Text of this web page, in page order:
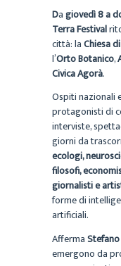
Dagiovedì 8 a
Terra Festival
città: laChiesa
l’Orto Botanico,
Civica Agorà.
Ospiti nazionali
protagonisti di
interviste,
giorni da
ecologi,
filosofi,
giornalisti e
forme di
artificiali.
Afferma
emergono da